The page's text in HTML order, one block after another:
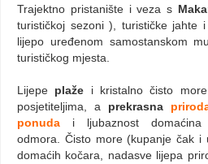
Trajektno pristanište i veza s
turističkoj sezoni ), turističke jahte
lijepo uređenom samostanskom
turističkog mjesta.
Lijepe plaže i kristalno čisto
posjetiteljima, a prekrasna
ponuda i ljubaznost domaćina
odmora. Čisto more (kupanje čak i
domaćih kočara, nadasve lijepa